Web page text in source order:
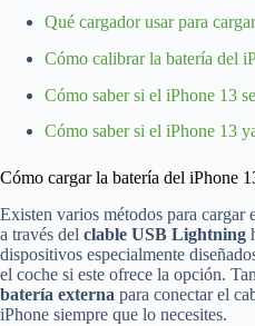
Qué cargador usar para
Cómo calibrar la batería del
Cómo saber si el iPhone 13
Cómo saber si el iPhone 13
Cómo cargar la batería del iPhone
Existen varios métodos para cargar
a través del clable USB Lightning
dispositivos especialmente
el coche si este ofrece la opción.
batería externa para conectar el
iPhone siempre que lo necesites.